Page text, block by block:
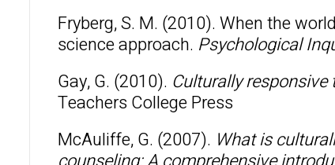
Fryberg, S. M. (2010). When the
science approach. Psychological
Gay, G. (2010). Culturally responsive
Teachers College Press
McAuliffe, G. (2007). What is